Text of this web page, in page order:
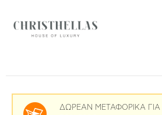
ΔΩΡΕΑΝ ΜΕΤΑΦΟΡΙΚΑ